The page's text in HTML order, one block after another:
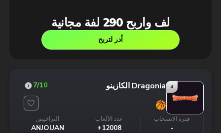
لف واربح 290 لفة مجانية
أدر لتربح
4 Dragonia الكازينو 7/10
فترة الانسحاب
-
عدد الألعاب
12008+
التراخيص
ANJOUAN